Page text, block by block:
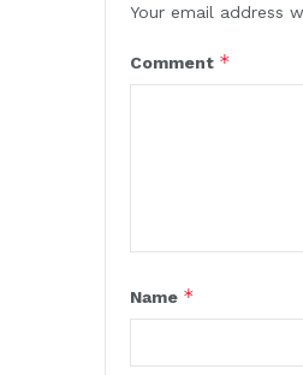
Your email address
Comment *
Name *